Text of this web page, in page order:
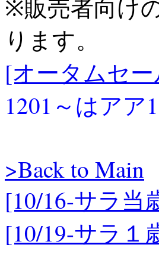
※販売者向け
ります。
[オータムセ
1201～はア
>Back to Main
[10/16-サラ当
[10/19-サラ１